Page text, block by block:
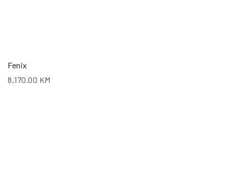
Fenix
8,170.00 KM